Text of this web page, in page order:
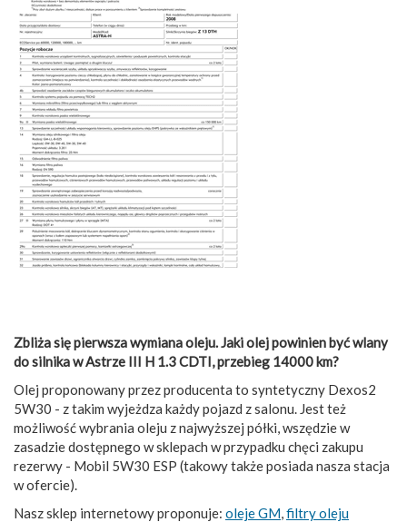
Zbliża się pierwsza wymiana oleju. Jaki olej powinien być wlany
do silnika w Astrze III H 1.3 CDTI, przebieg 14000 km?
Olej proponowany przez producenta to syntetyczny Dexos2
5W30 - z takim wyjeżdza każdy pojazd z salonu. Jest też
możliwość wybrania oleju z najwyższej półki, wszędzie w
zasadzie dostępnego w sklepach w przypadku chęci zakupu
rezerwy - Mobil 5W30 ESP (takowy także posiada nasza stacja
w ofercie).
Nasz sklep internetowy proponuje: oleje GM,filtry oleju